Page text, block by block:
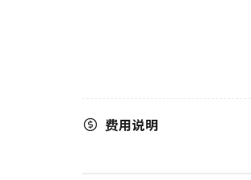
费用说明